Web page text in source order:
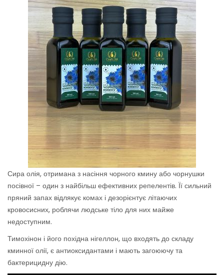
Сира олія, отримана з насіння чорного кмину або чорнушки
посівної – один з найбільш ефективних репелентів. Її сильний
пряний запах відлякує комах і дезорієнтує літаючих
кровосисних, роблячи людське тіло для них майже
недоступним.
Тимохінон і його похідна нігеллон, що входять до складу
кминної олії, є антиоксидантами і мають загоюючу та
бактерицидну дію.